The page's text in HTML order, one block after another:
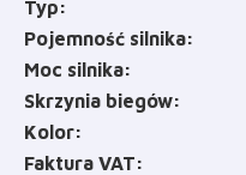
Typ
Pojemność silnika
Moc silnika
Skrzynia biegów
Kolor
Faktura VAT